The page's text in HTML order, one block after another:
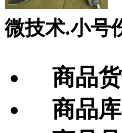
微技术.小号
商品货
商品库